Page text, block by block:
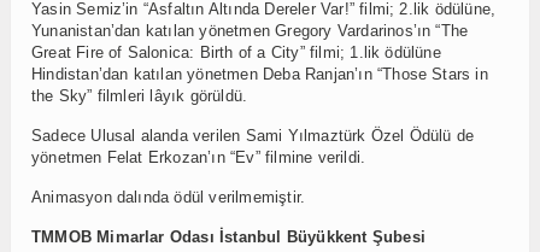
Yasin Semiz’in “Asfaltın Altında Dereler Var!” filmi; 2.lik ödülüne,
Yunanistan’dan katılan yönetmen Gregory Vardarinos’ın “The
Great Fire of Salonica: Birth of a City” filmi; 1.lik ödülüne
Hindistan’dan katılan yönetmen Deba Ranjan’ın “Those Stars in
the Sky” filmleri lâyık görüldü.
Sadece Ulusal alanda verilen Sami Yılmaztürk Özel Ödülü de
yönetmen Felat Erkozan’ın “Ev” filmine verildi.
Animasyon dalında ödül verilmemiştir.
TMMOB Mimarlar Odası İstanbul Büyükkent Şubesi